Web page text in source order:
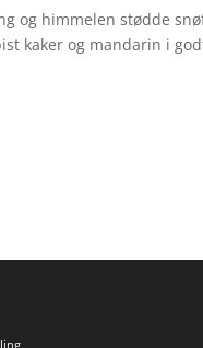
og himmelen stødde
kaker og mandarin i